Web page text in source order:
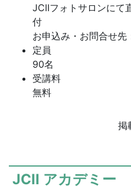
JCIIフォトサロンにて
付
お申込み・お問合せ先
定員
90名
受講料
無料
掲
JCII アカデミー